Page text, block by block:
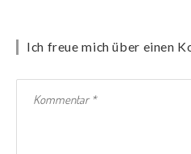
Ich freue mich über einen